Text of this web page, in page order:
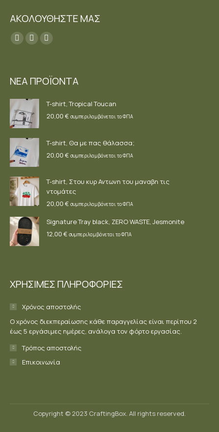
ΑΚΟΛΟΥΘΗΣΤΕ ΜΑΣ
Find us on:
Facebook
in
window
YouTube
in
window
Instagram
in
window
ΝΕΑ ΠΡΟΪΟΝΤΑ
T-shirt, Tropical Toucan
20,00 € συμπεριλαμβάνεται το ΦΠΑ
T-shirt, Θα με πας θάλασσα;
20,00 € συμπεριλαμβάνεται το ΦΠΑ
T-shirt, Στου κυρ Αντωνη του μαναβη τις
ντομάτες
20,00 € συμπεριλαμβάνεται το ΦΠΑ
Signature Tray black, ZERO WASTE, Jesmonite
12,00 € συμπεριλαμβάνεται το ΦΠΑ
ΧΡΗΣΙΜΕΣ ΠΛΗΡΟΦΟΡΙΕΣ
Χρόνος αποστολής
Ο χρόνος διεκπεραίωσης κάθε παραγγελίας είναι περίπου 2
έως 5 εργάσιμες ημέρες, ανάλογα τον φόρτο εργασίας.
Τρόπος αποστολής
Επικοινωνία
Copyright © 2023 CraftingBox. All rights reserved.